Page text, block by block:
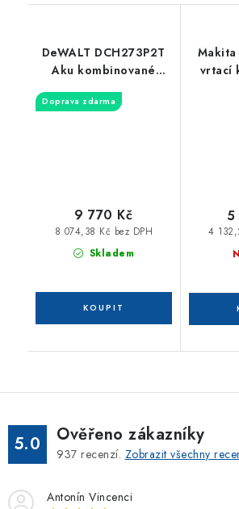
DeWALT DCH273P2T
Aku kombinované
Doprava zdarma
Skladem
8 074,38 Kč bez DPH
9 770 Kč
Makita
vrtací
4
5
5.0 Ověřeno zákazníky
937 recenzí. Zobrazit všechny
Antonín Vincenci